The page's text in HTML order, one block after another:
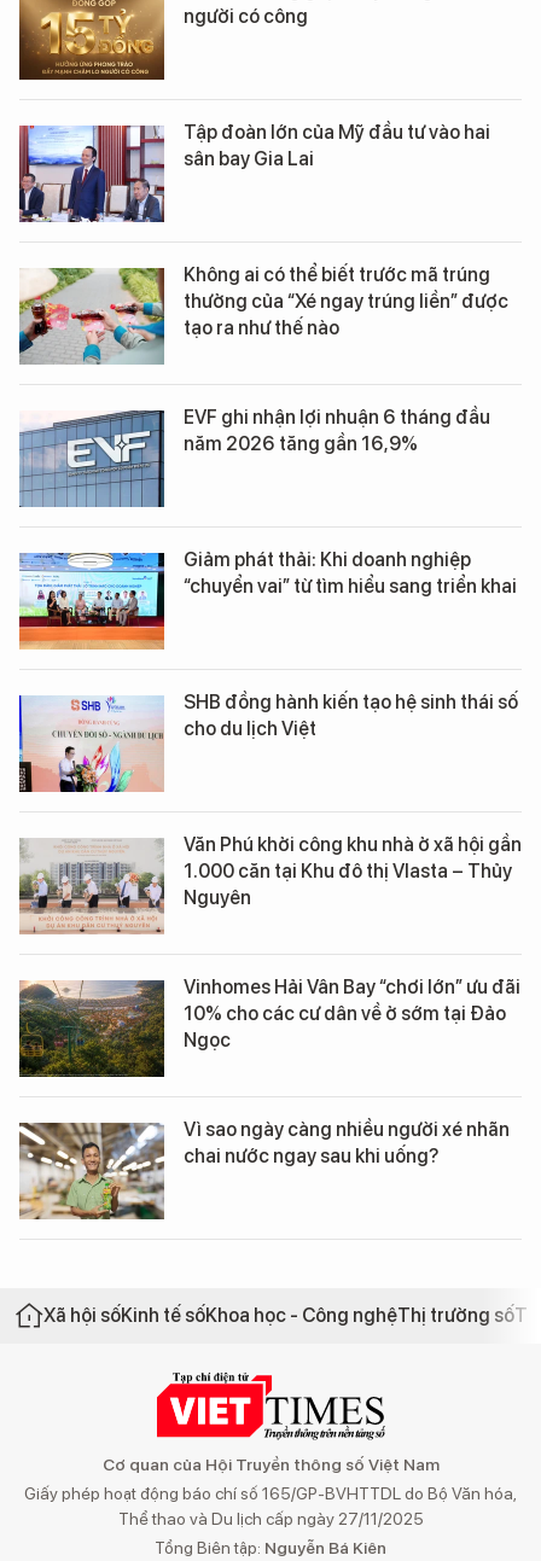
người có công
Tập đoàn lớn của Mỹ đầu tư vào hai
sân bay Gia Lai
Không ai có thể biết trước mã trúng
thưởng của “Xé ngay trúng liền” được
tạo ra như thế nào
EVF ghi nhận lợi nhuận 6 tháng đầu
năm 2026 tăng gần 16,9%
Giảm phát thải: Khi doanh nghiệp
“chuyển vai” từ tìm hiểu sang triển khai
SHB đồng hành kiến tạo hệ sinh thái số
cho du lịch Việt
Văn Phú khởi công khu nhà ở xã hội gần
1.000 căn tại Khu đô thị Vlasta – Thủy
Nguyên
Vinhomes Hải Vân Bay “chơi lớn” ưu đãi
10% cho các cư dân về ở sớm tại Đảo
Ngọc
Vì sao ngày càng nhiều người xé nhãn
chai nước ngay sau khi uống?
Xã hội sốKinh tế sốKhoa học - Công nghệThị trường số
Cơ quan của Hội Truyền thông số Việt Nam
Giấy phép hoạt động báo chí số 165/GP-BVHTTDL do Bộ Văn hóa,
Thể thao và Du lịch cấp ngày 27/11/2025
Tổng Biên tập: Nguyễn Bá Kiên